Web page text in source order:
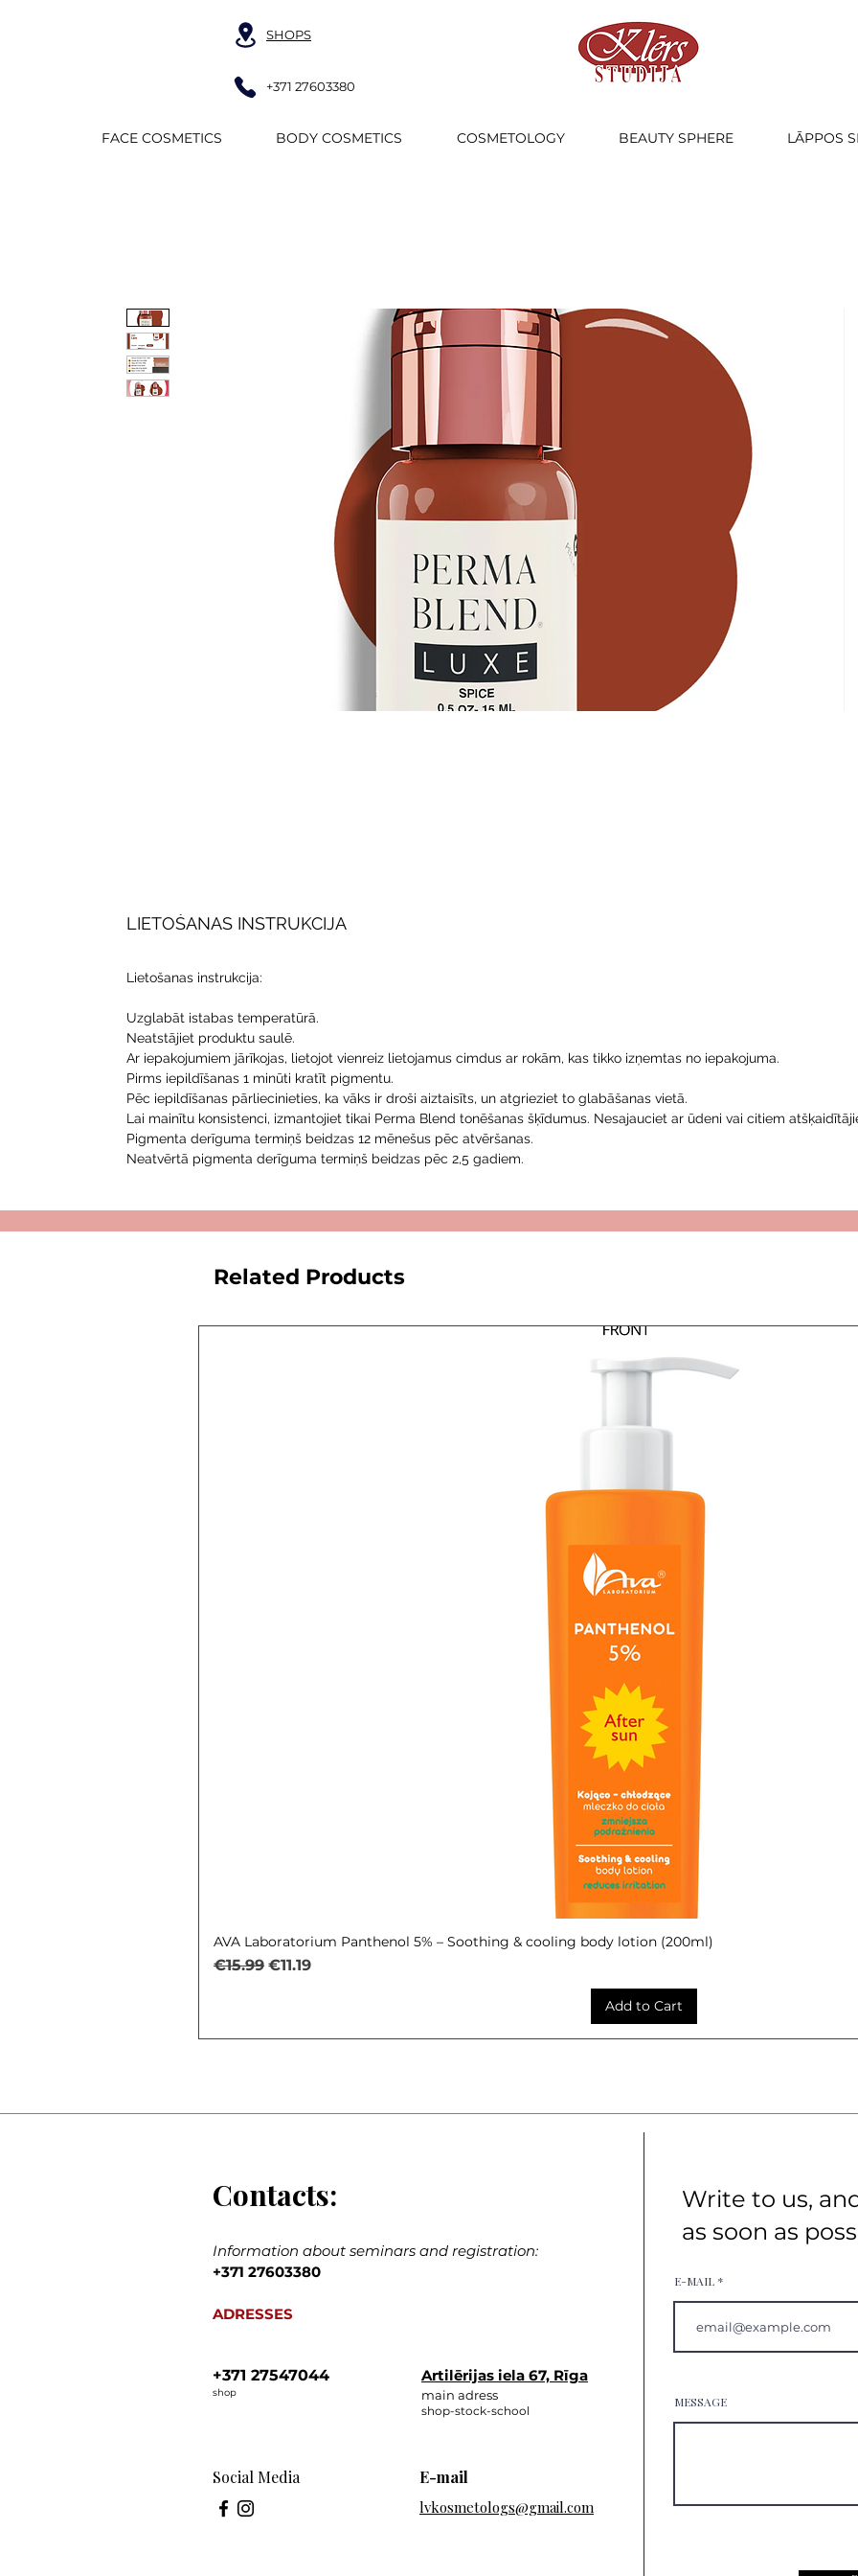
SHOPS
+371 27603380
FACE COSMETICS BODY COSMETICS COSMETOLOGY BEAUTY SPHERE LĀPPOS
LIETOŠANAS INSTRUKCIJA
Lietošanas instrukcija:
Uzglabāt istabas temperatūrā.
Neatstājiet produktu saulē.
Ar iepakojumiem jārīkojas, lietojot vienreiz lietojamus cimdus ar rokām, kas tikko izņemtas no iepakojuma.
Pirms iepildīšanas 1 minūti kratīt pigmentu.
Pēc iepildīšanas pārliecinieties, ka vāks ir droši aiztaisīts, un atgrieziet to glabāšanas vietā.
Lai mainītu konsistenci, izmantojiet tikai Perma Blend tonēšanas šķīdumus. Nesajauciet ar ūdeni vai citiem
Pigmenta derīguma termiņš beidzas 12 mēnešus pēc atvēršanas.
Neatvērtā pigmenta derīguma termiņš beidzas pēc 2,5 gadiem.
Related Products
Quick View
AVA Laboratorium Panthenol 5% – Soothing & cooling body lotion (200ml)
Regular Price
€15.99 Sale Price
€11.19
Add to Cart
Contacts:
Information about seminars and registration:
+371 27603380
ADRESSES
+371 27547044
shop
Social Media
Artilērijas iela 67, Rīga
main adress
shop-stock-school
E-mail
lvkosmetologs@gmail.com
Write to us,
as soon as
E-MAIL
MESSAGE